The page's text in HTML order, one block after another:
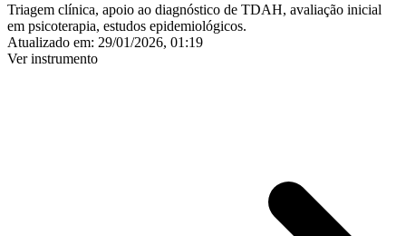
Triagem clínica, apoio ao diagnóstico de TDAH, avaliação inicial
em psicoterapia, estudos epidemiológicos.
Atualizado em: 29/01/2026, 01:19
Ver instrumento